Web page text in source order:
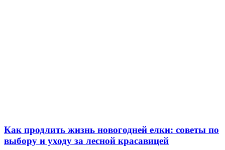
Как продлить жизнь новогодней елки: советы по
выбору и уходу за лесной красавицей